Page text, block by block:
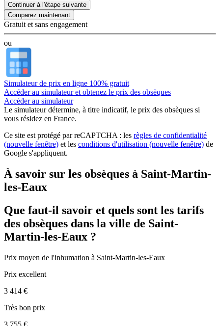
Continuer à l'étape suivante
Gratuit et sans engagement
ou
Simulateur de prix en ligne 100% gratuit
Accéder au simulateur et obtenez le prix des obsèques
Accéder au simulateur
Le simulateurdétermine, à titre indicatif, le prix des obsèques si
vous résidez en France.
Ce site est protégé par reCAPTCHA : les règles de confidentialité
(nouvelle fenêtre) et les conditions d'utilisation (nouvelle fenêtre) de
Google s'appliquent.
À savoir sur les obsèques à Saint-Martin-
les-Eaux
Que faut-il savoir et quels sont les tarifs
des obsèques dans la ville de Saint-
Martin-les-Eaux ?
Prix moyen de l'inhumation à Saint-Martin-les-Eaux
Prix excellent
3 414 €
Très bon prix
3 755 €